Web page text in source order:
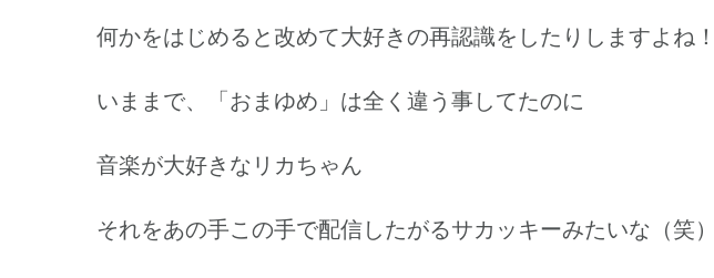
何かをはじめると改めて大好きの再認識をしたりしますよね！
いままで、「おまゆめ」は全く違う事してたのに
音楽が大好きなリカちゃん
それをあの手この手で配信したがるサカッキーみたいな（笑）